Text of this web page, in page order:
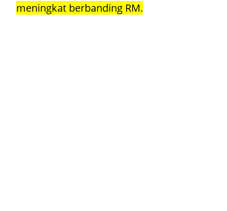
meningkat berbanding RM.